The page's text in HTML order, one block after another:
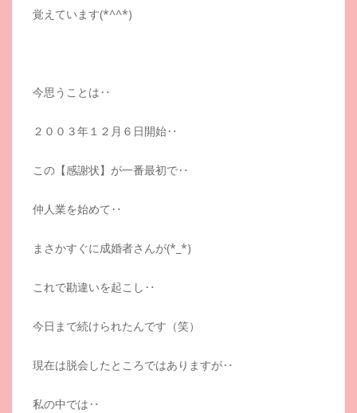
覚えています(*^^*)
今思うことは‥
２００３年１２月６日開始‥
この【感謝状】が一番最初で‥
仲人業を始めて‥
まさかすぐに成婚者さんが(*_*)
これで勘違いを起こし‥
今日まで続けられたんです（笑）
現在は脱会したところではありますが‥
私の中では‥